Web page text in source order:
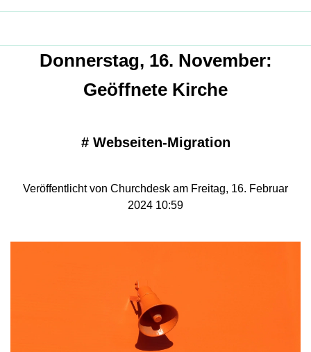
Donnerstag, 16. November:
Geöffnete Kirche
# Webseiten-Migration
Veröffentlicht von Churchdesk am Freitag, 16. Februar
2024 10:59